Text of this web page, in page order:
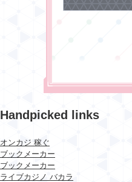
Handpicked links
オンカジ 稼ぐ
ブックメーカー
ブックメーカー
ライブカジノ バカラ